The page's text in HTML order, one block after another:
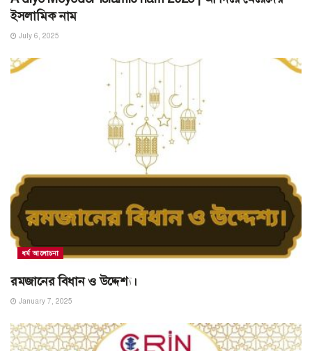
ইসলামিক নাম
July 6, 2025
ধর্ম আলোচনা
রমজানের বিধান ও উদ্দেশ্য।
January 7, 2025